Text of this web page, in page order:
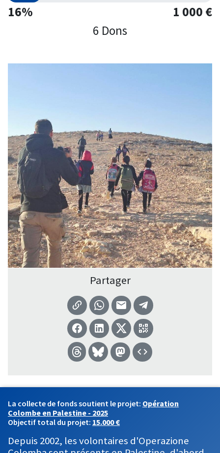
16%
1 000 €
6 Dons
Partager
La collecte de fonds soutient le projet: Opération
Colombe en Palestine - 2025
Objectif total du projet: 15.000 €
Depuis 2002, les volontaires d'Operazione